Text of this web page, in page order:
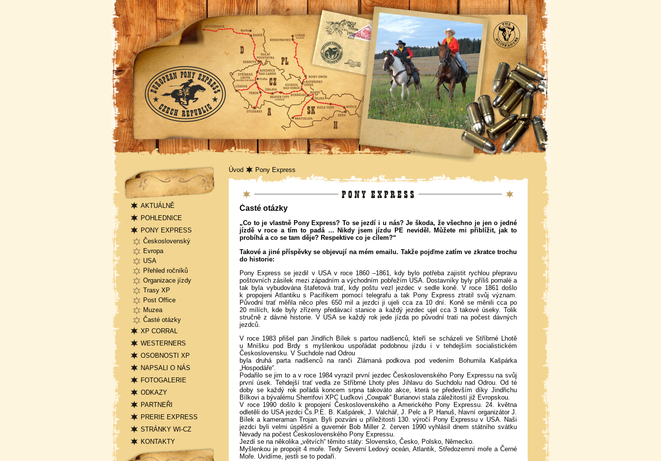
Navigace
AKTUÁLNĚ
POHLEDNICE
PONY EXPRESS
Československý
Evropa
USA
Přehled ročníků
Organizace jízdy
Trasy XP
Post Office
Muzea
Časté otázky
XP CORRAL
WESTERNERS
OSOBNOSTI XP
NAPSALI O NÁS
FOTOGALERIE
ODKAZY
PARTNEŘI
PRERIE EXPRESS
STRÁNKY WI-CZ
KONTAKTY
Přihlášení
Úvod Pony Express
Pony Express
Časté otázky
„Co to je vlastně Pony Express? To se jezdí i u nás? Je škoda, že všechno je jen o jedné
jízdě v roce a tím to padá … Nikdy jsem jízdu PE neviděl. Můžete mi přiblížit, jak to
probíhá a co se tam děje? Respektive co je cílem?“
Takové a jiné příspěvky se objevují na mém emailu. Takže pojďme zatím ve zkratce trochu
do historie:
Pony Express se jezdil v USA v roce 1860 –1861, kdy bylo potřeba zajistit rychlou přepravu
poštovních zásilek mezi západním a východním pobřežím USA. Dostavníky byly příliš pomalé a
tak byla vybudována štafetová trať, kdy poštu vezl jezdec v sedle koně. V roce 1861 došlo
k propojeni Atlantiku s Pacifikem pomocí telegrafu a tak Pony Express ztratil svůj význam.
Původní trať měřila něco přes 650 mil a jezdci ji ujeli cca za 10 dní. Koně se měnili cca po
20 mílích, kde byly zřízeny předávací stanice a každý jezdec ujel cca 3 takové úseky. Tolik
stručně z dávné historie. V USA se každý rok jede jízda po původní trati na počest dávných
jezdců.
V roce 1983 přišel pan Jindřich Bílek s partou nadšenců, kteří se scházeli ve Stříbrné Lhotě
u Mníšku pod Brdy s myšlenkou uspořádat podobnou jízdu i v tehdejším socialistickém
Československu. V Suchdole nad Odrou
byla druhá parta nadšenců na ranči Zlámaná podkova pod vedením Bohumila Kašpárka
„Hospodáře“.
Podařilo se jim to a v roce 1984 vyrazil první jezdec Československého Pony Expressu na svůj
první úsek. Tehdejší trať vedla ze Stříbrné Lhoty přes Jihlavu do Suchdolu nad Odrou. Od té
doby se každý rok pořádá koncem srpna takováto akce, která se především díky Jindřichu
Bílkovi a bývalému Sherrifovi XPC Luďkovi „Cowpak“ Burianovi stala záležitostí již Evropskou.
V roce 1990 došlo k propojení Československého a Amerického Pony Expressu. 24. května
odletěli do USA jezdci Čs.P.E. B. Kašpárek, J. Valchář, J. Pelc a P. Hanuš, hlavní organizátor J.
Bílek a kameraman Trojan. Byli pozváni u příležitosti 130. výročí Pony Expressu v USA. Naši
jezdci byli velmi úspěšní a guvernér Bob Miller 2. červen 1990 vyhlásil dnem státního svátku
Nevady na počest Československého Pony Expressu.
Jezdí se na několika „větvích“ těmito státy: Slovensko, Česko, Polsko, Německo.
Myšlenkou je propojit 4 moře. Tedy Severní Ledový oceán, Atlantik, Středozemní moře a Černé
Moře. Uvidíme, jestli se to podaří.